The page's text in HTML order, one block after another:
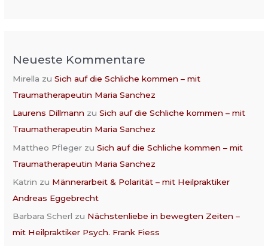
Neueste Kommentare
Mirella zuSich auf die Schliche kommen – mit
Traumatherapeutin Maria Sanchez
Laurens Dillmann zuSich auf die Schliche kommen – mit
Traumatherapeutin Maria Sanchez
Mattheo Pfleger zuSich auf die Schliche kommen – mit
Traumatherapeutin Maria Sanchez
Katrin zu Männerarbeit & Polarität – mit Heilpraktiker
Andreas Eggebrecht
Barbara Scherl zu Nächstenliebe in bewegten Zeiten –
mit Heilpraktiker Psych. Frank Fiess